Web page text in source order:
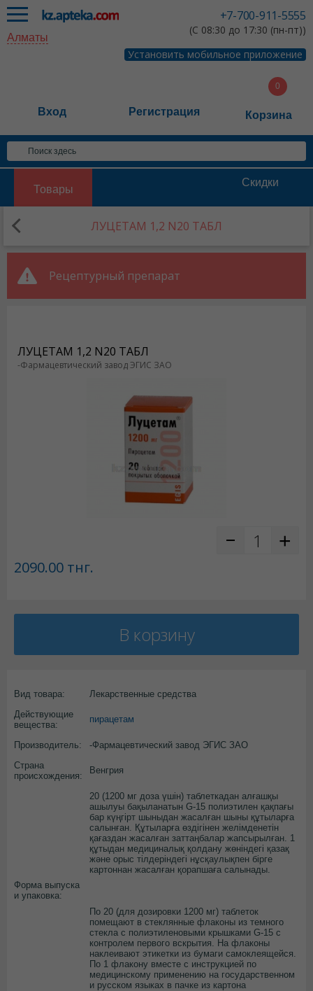
+7-700-911-5555
(С 08:30 до 17:30 (пн-пт))
Установить мобильное приложение
Алматы
Вход Регистрация Корзина
Товары
Скидки
ЛУЦЕТАМ 1,2 N20 ТАБЛ
Рецептурный препарат
ЛУЦЕТАМ 1,2 N20 ТАБЛ
-Фармацевтический завод ЭГИС ЗАО
2090.00 тнг.
В корзину
Вид товара:
Лекарственные средства
Действующие
вещества:
пирацетам
Производитель:
-Фармацевтический завод ЭГИС ЗАО
Страна
происхождения:
Венгрия
Форма выпуска
и упаковка:
20 (1200 мг доза үшін) таблеткадан алғашқы
ашылуы бақыланатын G-15 полиэтилен қақпағы
бар күңгірт шыныдан жасалған шыны құтыларға
салынған. Құтыларға өздігінен желімденетін
қағаздан жасалған заттаңбалар жапсырылған. 1
құтыдан медициналық қолдану жөніндегі қазақ
және орыс тілдеріндегі нұсқаулықпен бірге
картоннан жасалған қорапшаға салынады.
По 20 (для дозировки 1200 мг) таблеток
помещают в стеклянные флаконы из темного
стекла с полиэтиленовыми крышками G-15 с
контролем первого вскрытия. На флаконы
наклеивают этикетки из бумаги самоклеящейся.
По 1 флакону вместе с инструкцией по
медицинскому применению на государственном
и русском языках в пачке из картона